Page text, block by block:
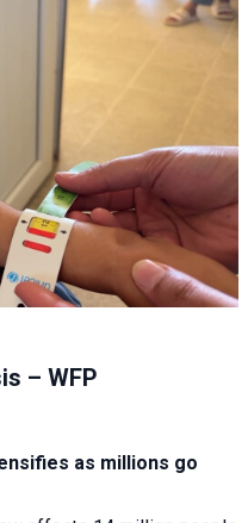
– WFP
as millions go